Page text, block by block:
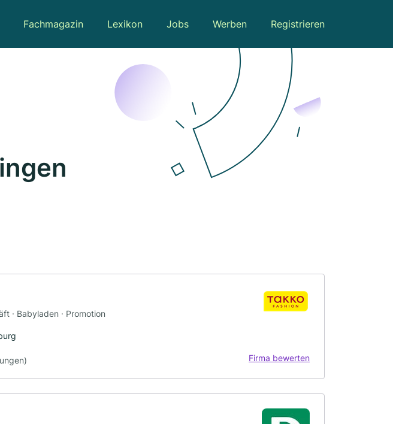
Fachmagazin Lexikon Jobs Werben Registrieren
· Babyladen · Promotion
Firma bewerten